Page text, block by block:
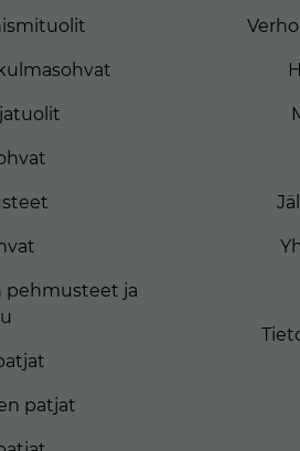
pehmusteet ja
patjat